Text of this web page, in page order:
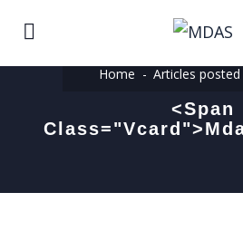
Home Articles
<span